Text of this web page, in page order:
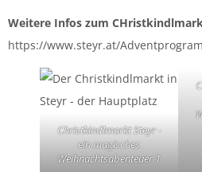
Weitere Infos zum
https://www.steyr.at/
Christkindlmarkt Steyr -
ein magisches
Weihnachtsabenteuer 1